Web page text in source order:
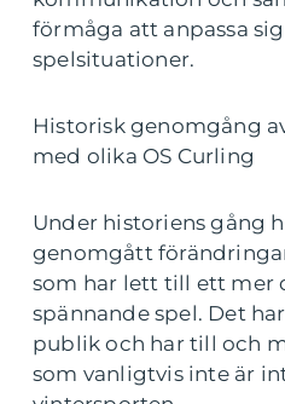
förmåga att anpassa
spelsituationer.
Historisk genomgång
med olika OS Curling
Under historiens gång
genomgått
som har lett till ett mer
spännande spel. Det
publik och har till och
som vanligtvis inte är